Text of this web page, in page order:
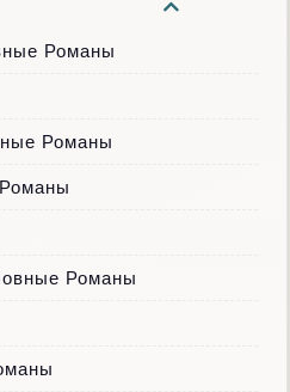
Романы
Романы
Романы